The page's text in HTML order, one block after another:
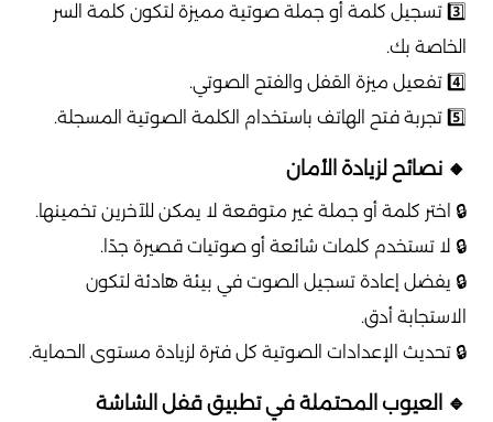
3️⃣ تسجيل كلمة أو جملة صوتية مميزة لتكون كلمة السر
الخاصة بك.
4️⃣ تفعيل ميزة القفل والفتح الصوتي.
5️⃣ تجربة فتح الهاتف باستخدام الكلمة الصوتية المسجلة.
🔸 نصائح لزيادة الأمان
🔒 اختر كلمة أو جملة غير متوقعة لا يمكن للآخرين تخمينها.
🔒 لا تستخدم كلمات شائعة أو صوتيات قصيرة جدًا.
🔒 يفضل إعادة تسجيل الصوت في بيئة هادئة لتكون
الاستجابة أدق.
🔒 تحديث الإعدادات الصوتية كل فترة لزيادة مستوى الحماية.
🔹 العيوب المحتملة في تطبيق قفل الشاشة